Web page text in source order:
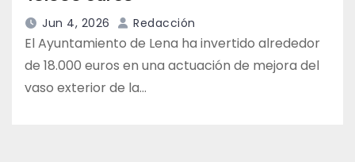
Jun 4, 2026 Redacción
El Ayuntamiento de Lena ha invertido alrededor
de 18.000 euros en una actuación de mejora del
vaso exterior de la…